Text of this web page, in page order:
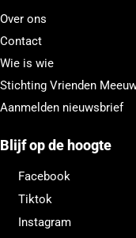
Over ons
Contact
Wie is wie
Stichting Vrienden
Aanmelden nieuwsbrief
Blijf op de hoogte
Facebook
Tiktok
Instagram